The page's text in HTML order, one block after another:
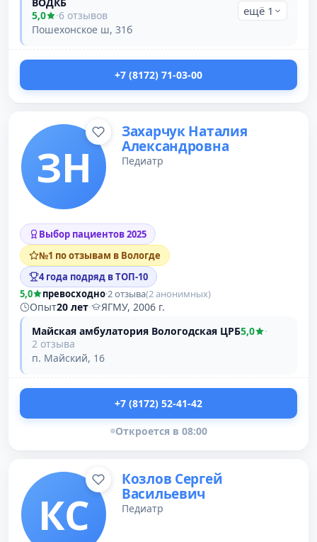
5,0
·6 отзывов
Пошехонское ш, 31б
ещё 1
+7 (8172) 71-03-00
ЗН
Захарчук Наталия
Александровна
Педиатр
Выбор пациентов 2025
№1 по отзывам в Вологде
4 года подряд в ТОП-10
5,0
превосходно·2 отзыва(2 анонимных)
Опыт20 лет·
ЯГМУ, 2006 г.
Майская амбулатория Вологодская ЦРБ5,0
·
2 отзыва
п. Майский, 16
+7 (8172) 52-41-42
Откроется в 08:00
КС
Козлов Сергей
Васильевич
Педиатр